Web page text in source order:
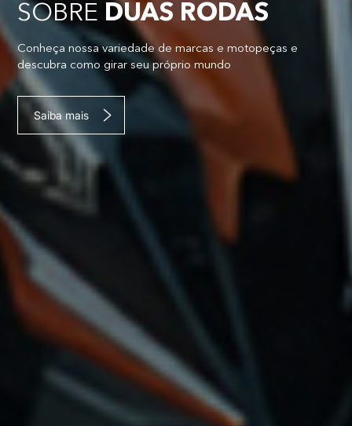
SOBRE DUAS RODAS
Conheça nossa variedade de marcas e motopeças e
descubra como girar seu próprio mundo
Saiba mais